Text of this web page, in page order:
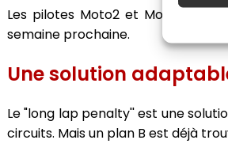
Les pilotes Moto2 et Moto3 vont
semaine prochaine.
Une solution
Le "long lap penalty'' est une
circuits. Mais un plan B est déjà